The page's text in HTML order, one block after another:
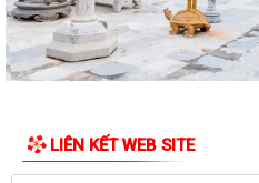
Danh sách Người phát ngôn và
Khai thác tài liệu số phục vụ công
Thông báo Kết quả Kỳ họp thứ 3
HĐND thành phố khóa XVII, nhiệm
LIÊN KẾT WEB SITE